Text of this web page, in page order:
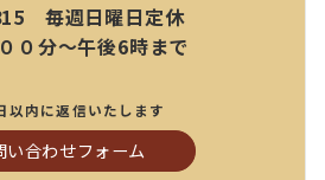
毎週日曜日定休
０分～午後6時まで
以内に返信いたします
い合わせフォーム